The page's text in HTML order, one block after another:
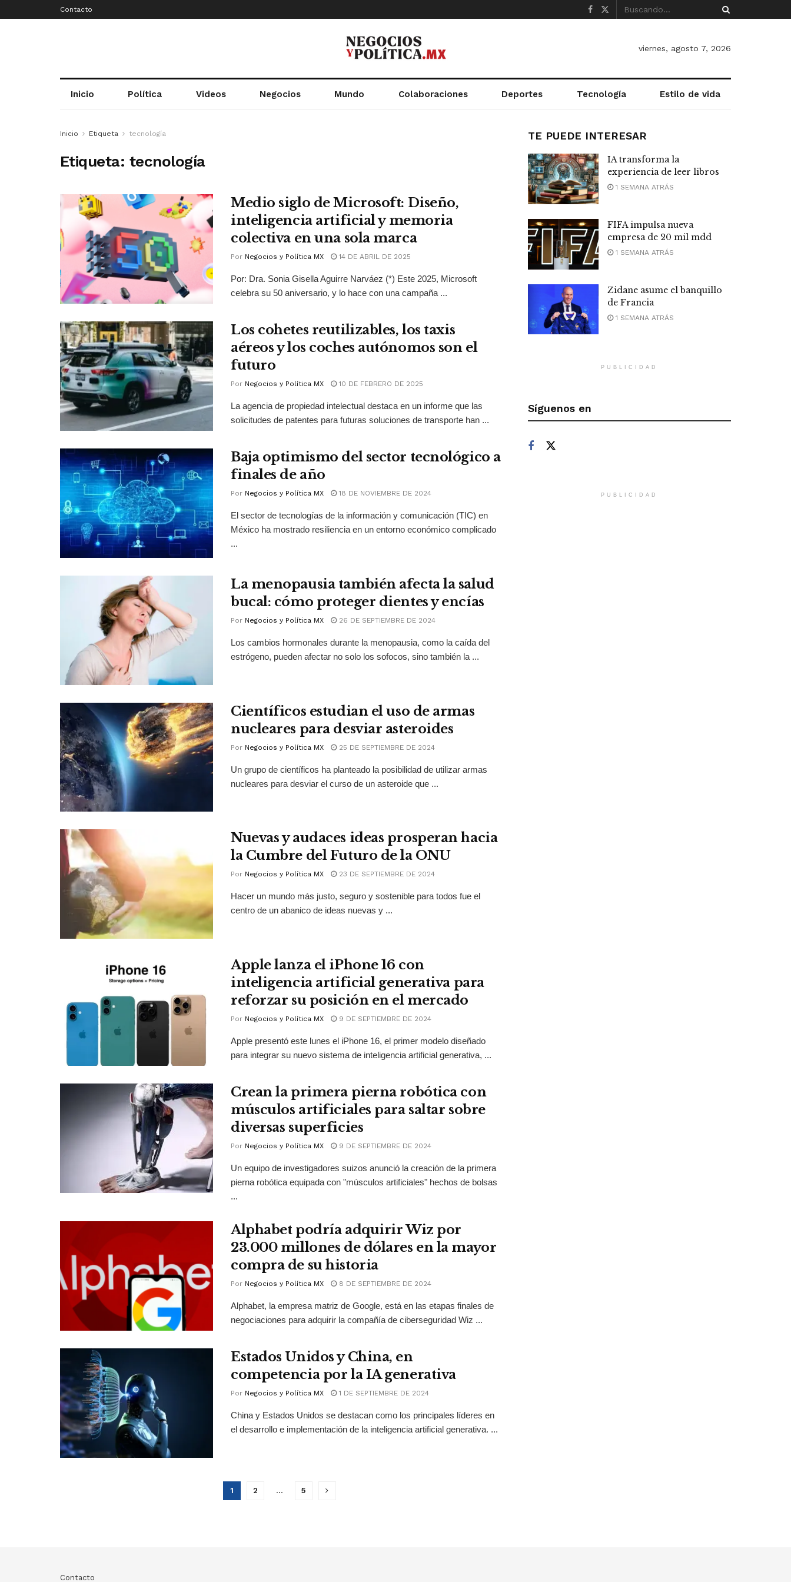
Contacto
viernes, agosto 7, 2026
Inicio Política Videos Negocios Mundo Colaboraciones Deportes Tecnología Estilo de vida
Inicio Etiqueta tecnología
Etiqueta: tecnología
Medio siglo de Microsoft: Diseño,
inteligencia artificial y memoria
colectiva en una sola marca
Por Negocios y Política MX 14 DE ABRIL DE 2025
Por: Dra. Sonia Gisella Aguirre Narváez (*) Este 2025, Microsoft
celebra su 50 aniversario, y lo hace con una campaña ...
Los cohetes reutilizables, los taxis
aéreos y los coches autónomos son el
futuro
Por Negocios y Política MX 10 DE FEBRERO DE 2025
La agencia de propiedad intelectual destaca en un informe que las
solicitudes de patentes para futuras soluciones de transporte han ...
Baja optimismo del sector tecnológico a
finales de año
Por Negocios y Política MX 18 DE NOVIEMBRE DE 2024
El sector de tecnologías de la información y comunicación (TIC) en
México ha mostrado resiliencia en un entorno económico complicado
...
La menopausia también afecta la salud
bucal: cómo proteger dientes y encías
Por Negocios y Política MX 26 DE SEPTIEMBRE DE 2024
Los cambios hormonales durante la menopausia, como la caída del
estrógeno, pueden afectar no solo los sofocos, sino también la ...
Científicos estudian el uso de armas
nucleares para desviar asteroides
Por Negocios y Política MX 25 DE SEPTIEMBRE DE 2024
Un grupo de científicos ha planteado la posibilidad de utilizar armas
nucleares para desviar el curso de un asteroide que ...
Nuevas y audaces ideas prosperan hacia
la Cumbre del Futuro de la ONU
Por Negocios y Política MX 23 DE SEPTIEMBRE DE 2024
Hacer un mundo más justo, seguro y sostenible para todos fue el
centro de un abanico de ideas nuevas y ...
Apple lanza el iPhone 16 con
inteligencia artificial generativa para
reforzar su posición en el mercado
Por Negocios y Política MX 9 DE SEPTIEMBRE DE 2024
Apple presentó este lunes el iPhone 16, el primer modelo diseñado
para integrar su nuevo sistema de inteligencia artificial generativa, ...
Crean la primera pierna robótica con
músculos artificiales para saltar sobre
diversas superficies
Por Negocios y Política MX 9 DE SEPTIEMBRE DE 2024
Un equipo de investigadores suizos anunció la creación de la primera
pierna robótica equipada con "músculos artificiales" hechos de bolsas
...
Alphabet podría adquirir Wiz por
23.000 millones de dólares en la mayor
compra de su historia
Por Negocios y Política MX 8 DE SEPTIEMBRE DE 2024
Alphabet, la empresa matriz de Google, está en las etapas finales de
negociaciones para adquirir la compañía de ciberseguridad Wiz ...
Estados Unidos y China, en
competencia por la IA generativa
Por Negocios y Política MX 1 DE SEPTIEMBRE DE 2024
China y Estados Unidos se destacan como los principales líderes en
el desarrollo e implementación de la inteligencia artificial generativa. ...
1 2 … 5
TE PUEDE INTERESAR
IA transforma la
experiencia de leer libros
1 SEMANA ATRÁS
FIFA impulsa nueva
empresa de 20 mil mdd
1 SEMANA ATRÁS
Zidane asume el banquillo
de Francia
1 SEMANA ATRÁS
PUBLICIDAD
Síguenos en
PUBLICIDAD
Contacto